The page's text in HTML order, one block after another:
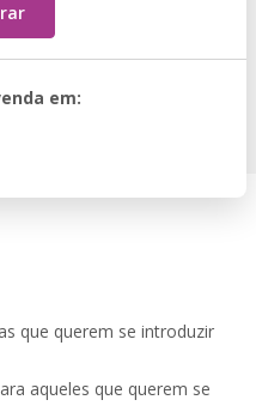
em:
que querem se introduzir
aqueles que querem se